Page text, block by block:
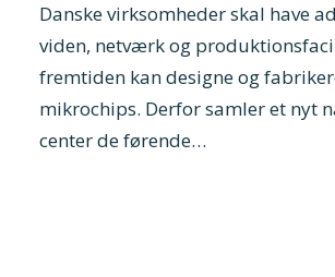
Danske virksomheder skal have
viden, netværk og
fremtiden kan designe og
mikrochips. Derfor samler et nyt
center de førende…